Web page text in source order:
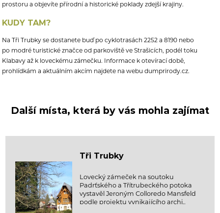
prostoru a objevíte přírodní a historické poklady zdejší krajiny.
KUDY TAM?
Na Tři Trubky se dostanete buď po cyklotrasách 2252 a 8190 nebo
po modré turistické značce od parkoviště ve Strašicích, podél toku
Klabavy až k loveckému zámečku. Informace k otevírací době,
prohlídkám a aktuálnímakcím najdete na webu dumprirody.cz.
Další místa, která by vás mohla zajímat
Tři Trubky
Lovecký zámeček na soutoku
Padrťského a Třítrubeckého potoka
vystavěl Jeroným Colloredo Mansfeld
podle projektu vynikajícího archi..